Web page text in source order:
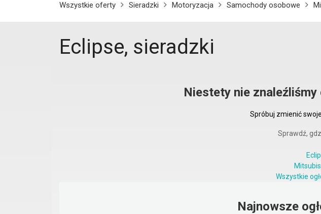
Wszystkie oferty Sieradzki Motoryzacja Samochody osobowe
Eclipse, sieradzki
Niestety nie
Spróbuj zmienić
Sprawdź,
Wszystkie
Najnowsze